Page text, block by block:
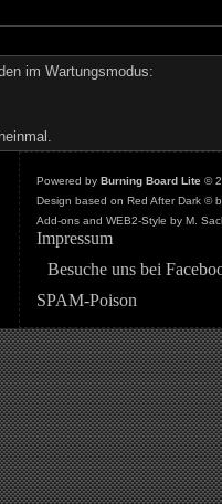
im Wartungsmodus:
Powered by Burning Board Lite©
Design based on Red After Dark ©
Add-ons and WEB2-Style by M.
Impressum
Besuche uns bei
SPAM-Poison